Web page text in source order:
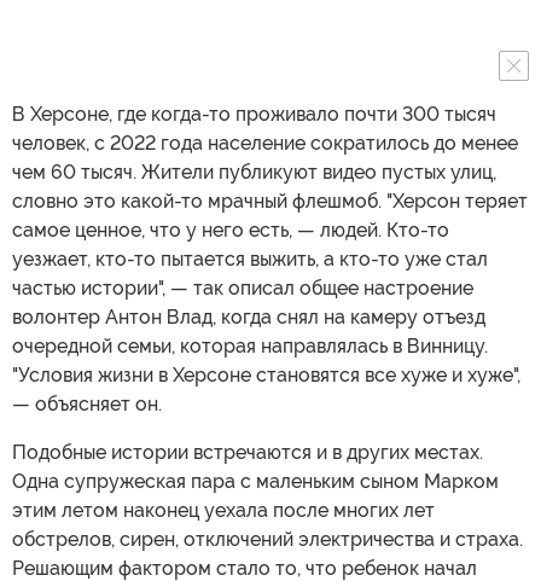
В Херсоне, где когда-то проживало почти 300 тысяч
человек, с 2022 года население сократилось до менее
чем 60 тысяч. Жители публикуют видео пустых улиц,
словно это какой-то мрачный флешмоб. "Херсон теряет
самое ценное, что у него есть, — людей. Кто-то
уезжает, кто-то пытается выжить, а кто-то уже стал
частью истории", — так описал общее настроение
волонтер Антон Влад, когда снял на камеру отъезд
очередной семьи, которая направлялась в Винницу.
"Условия жизни в Херсоне становятся все хуже и хуже",
— объясняет он.
Подобные истории встречаются и в других местах.
Одна супружеская пара с маленьким сыном Марком
этим летом наконец уехала после многих лет
обстрелов, сирен, отключений электричества и страха.
Решающим фактором стало то, что ребенок начал